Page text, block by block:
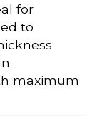
for
to
maximum